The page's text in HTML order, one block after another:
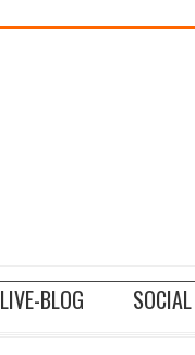
LIVE-BLOG